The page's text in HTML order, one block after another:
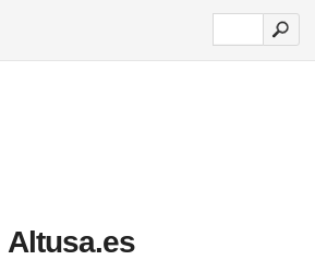
Altusa.es